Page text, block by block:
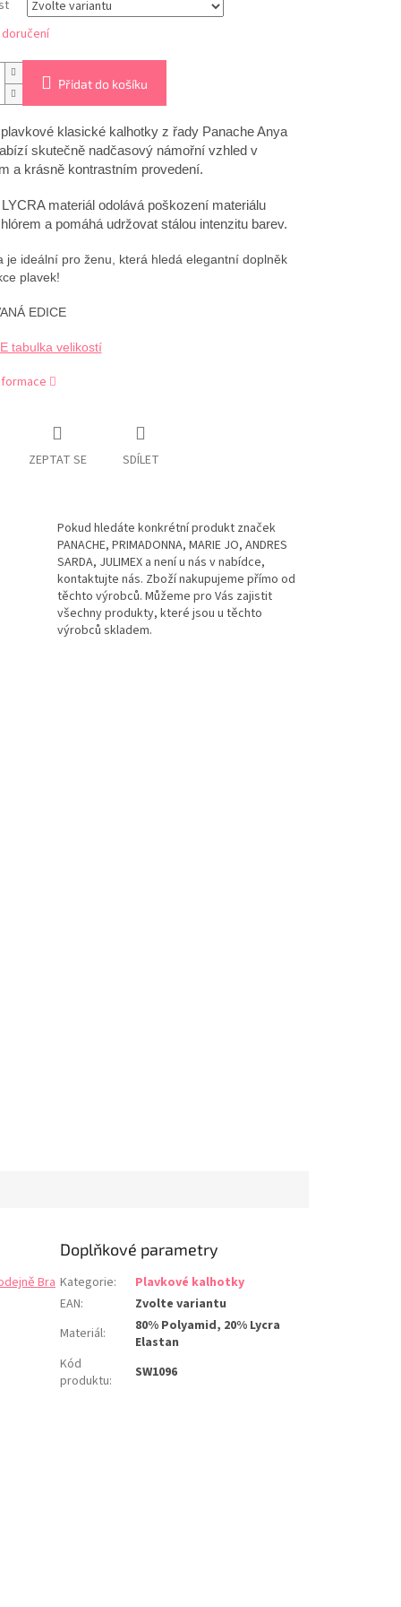
Přidat do košíku
klasické kalhotky z řady Panache Anya
skutečně nadčasový námořní vzhled v
a krásně kontrastním provedení.
materiál odolává poškození materiálu
a pomáhá udržovat stálou intenzitu barev.
je ideální pro ženu, která hledá elegantní doplněk
plavek!
EDICE
tabulka velikostí
ZEPTAT SE SDÍLET
Pokud hledáte konkrétní produkt značek
PANACHE, PRIMADONNA, MARIE JO, ANDRES
SARDA, JULIMEX a není u nás v nabídce,
kontaktujte nás. Zboží nakupujeme přímo od
těchto výrobců. Můžeme pro Vás zajistit
všechny produkty, které jsou u těchto
výrobců skladem.
Bra
Doplňkové parametry
Kategorie:
Plavkové kalhotky
EAN:
Zvolte variantu
Materiál:
80% Polyamid, 20% Lycra
Elastan
Kód
produktu: SW1096